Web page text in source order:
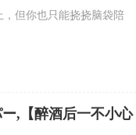
但你也只能挠挠脑袋陪
,【醉酒后一不小心